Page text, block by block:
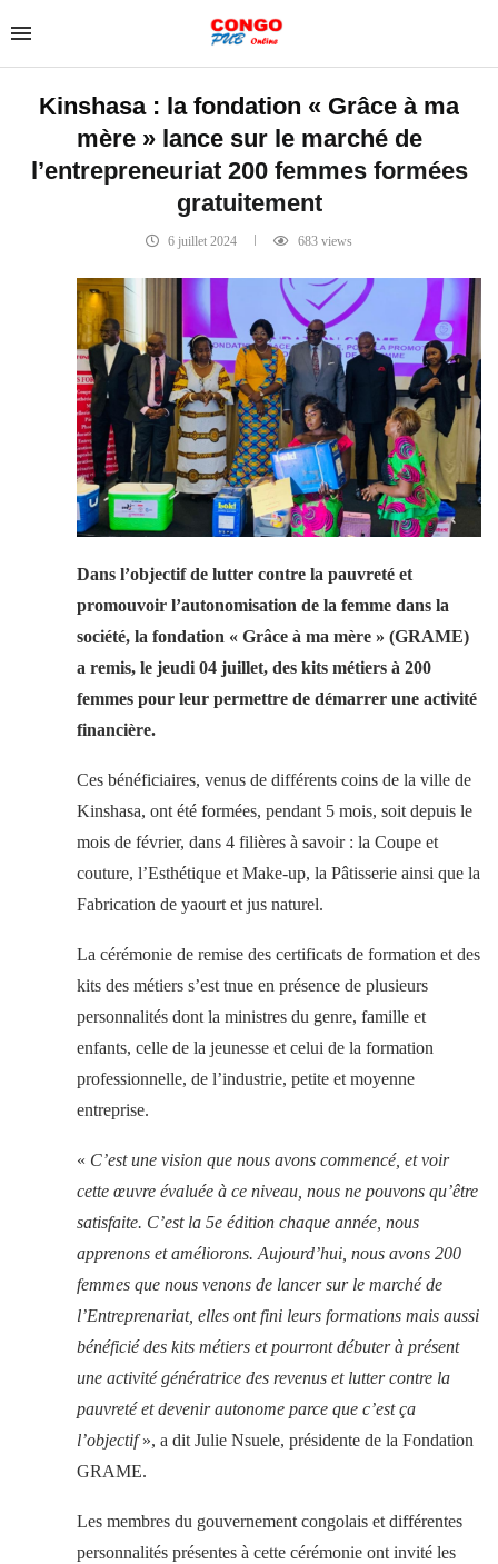
Kinshasa : la fondation « Grâce à ma
mère » lance sur le marché de
l’entrepreneuriat 200 femmes formées
gratuitement
6 juillet 2024 683 views
Dans l’objectif de lutter contre la pauvreté et
promouvoir l’autonomisation de la femme dans la
société, la fondation « Grâce à ma mère » (GRAME)
a remis, le jeudi 04 juillet, des kits métiers à 200
femmes pour leur permettre de démarrer une activité
financière.
Ces bénéficiaires, venus de différents coins de la ville de
Kinshasa, ont été formées, pendant 5 mois, soit depuis le
mois de février, dans 4 filières à savoir : la Coupe et
couture, l’Esthétique et Make-up, la Pâtisserie ainsi que la
Fabrication de yaourt et jus naturel.
La cérémonie de remise des certificats de formation et des
kits des métiers s’est tnue en présence de plusieurs
personnalités dont la ministres du genre, famille et
enfants, celle de la jeunesse et celui de la formation
professionnelle, de l’industrie, petite et moyenne
entreprise.
« C’est une vision que nous avons commencé, et voir
cette œuvre évaluée à ce niveau, nous ne pouvons qu’être
satisfaite. C’est la 5e édition chaque année, nous
apprenons et améliorons. Aujourd’hui, nous avons 200
femmes que nous venons de lancer sur le marché de
l’Entreprenariat, elles ont fini leurs formations mais aussi
bénéficié des kits métiers et pourront débuter à présent
une activité génératrice des revenus et lutter contre la
pauvreté et devenir autonome parce que c’est ça
l’objectif», a dit Julie Nsuele, présidente de la Fondation
GRAME.
Les membres du gouvernement congolais et différentes
personnalités présentes à cette cérémonie ont invité les